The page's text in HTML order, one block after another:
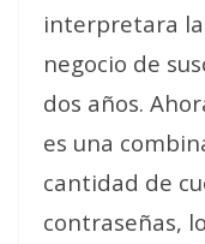
interpretara
negocio de
dos años.
es una
cantidad de
contraseñas,